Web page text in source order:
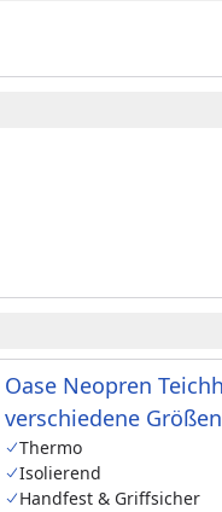
Oase Neopren
verschiedene Größen
Thermo
Isolierend
Handfest & Griffsicher